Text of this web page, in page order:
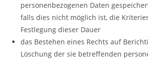
personenbezogenen Daten
falls dies nicht möglich ist, die
Festlegung dieser Dauer
das Bestehen eines Rechts auf
Löschung der sie betreffenden